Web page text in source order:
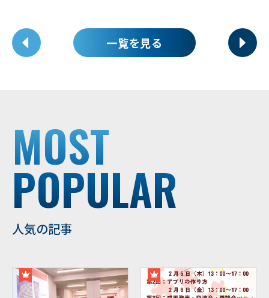
一覧を見る
MOST
POPULAR
人気の記事